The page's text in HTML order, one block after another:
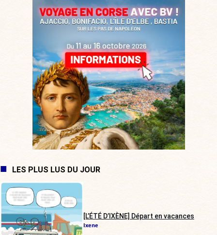
LES PLUS LUS DU JOUR
[L’ÉTÉ D’IXÈNE] Départ en vacances
Ixene